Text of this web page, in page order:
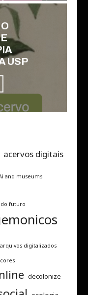
USP
acervos digitais
and museums
futuro
arquivos digitalizados
cores
decolonize